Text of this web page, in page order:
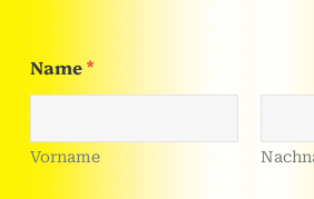
Name*
Vorname